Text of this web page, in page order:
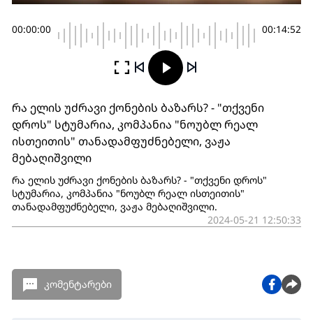
00:00:00 00:14:52
რა ელის უძრავი ქონების ბაზარს? - "თქვენი
დროს" სტუმარია, კომპანია "ნოუბლ რეალ
ისთეითის" თანადამფუძნებელი, ვაჟა
მებაღიშვილი
რა ელის უძრავი ქონების ბაზარს? - "თქვენი დროს"
სტუმარია, კომპანია "ნოუბლ რეალ ისთეითის"
თანადამფუძნებელი, ვაჟა მებაღიშვილი.
2024-05-21 12:50:33
კომენტარები